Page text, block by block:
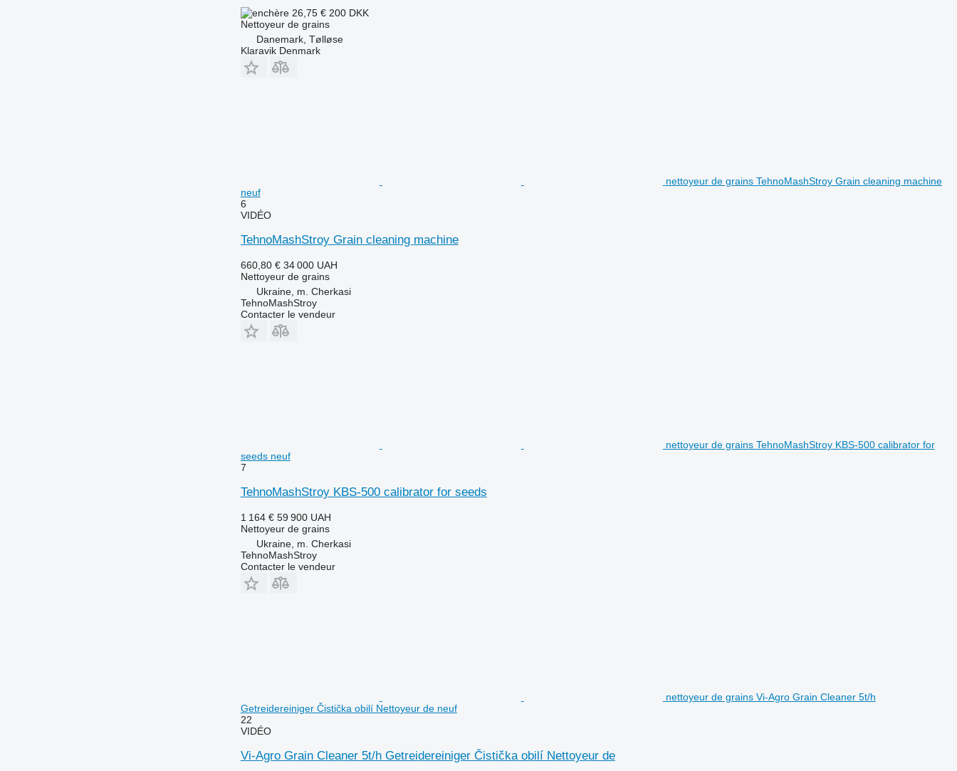
26,75 € 200 DKK
Nettoyeur de grains
Danemark, Tølløse
Klaravik Denmark
nettoyeur de grains TehnoMashStroy Grain cleaning machine
neuf
6
VIDÉO
TehnoMashStroy Grain cleaning machine
660,80 € 34 000 UAH
Nettoyeur de grains
Ukraine, m. Cherkasi
TehnoMashStroy
Contacter le vendeur
nettoyeur de grains TehnoMashStroy KBS-500 calibrator for
seeds neuf
7
TehnoMashStroy KBS-500 calibrator for seeds
1 164 € 59 900 UAH
Nettoyeur de grains
Ukraine, m. Cherkasi
TehnoMashStroy
Contacter le vendeur
nettoyeur de grains Vi-Agro Grain Cleaner 5t/h
Getreidereiniger Čistička obilí Nettoyeur de neuf
22
VIDÉO
Vi-Agro Grain Cleaner 5t/h Getreidereiniger Čistička obilí Nettoyeur de